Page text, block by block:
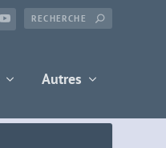
Autres